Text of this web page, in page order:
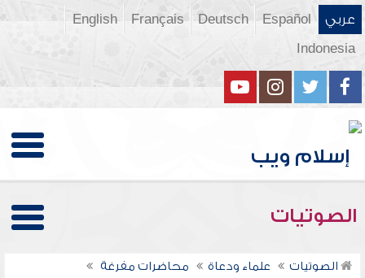
عربي Español
Deutsch
Français
English
Indonesia
الصوتيات
الصوتيات علماء ودعاة
محاضرات مفرغة